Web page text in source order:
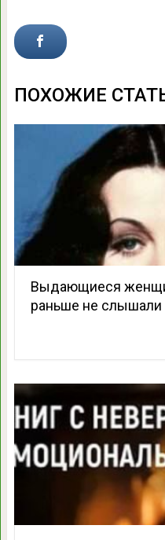
ПОХОЖИЕ
Выдающиеся
раньше не слышали